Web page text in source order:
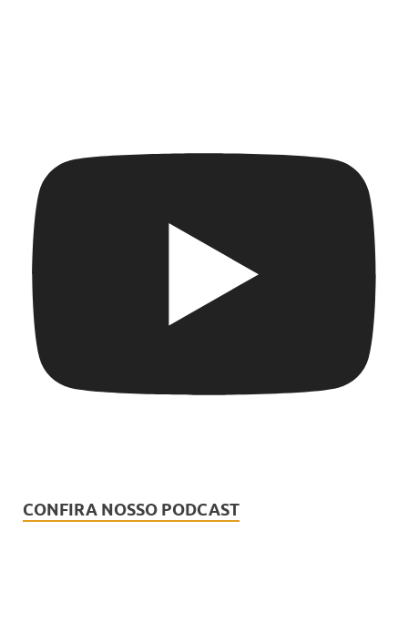
CONFIRA NOSSO PODCAST